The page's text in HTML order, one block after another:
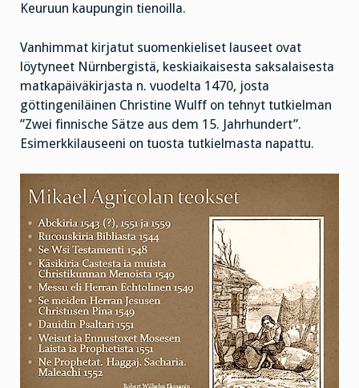
Keuruun kaupungin tienoilla.
Vanhimmat kirjatut suomenkieliset lauseet ovat
löytyneet Nürnbergistä, keskiaikaisesta saksalaisesta
matkapäiväkirjasta n. vuodelta 1470, josta
göttingeniläinen Christine Wulff on tehnyt tutkielman
”Zwei finnische Sätze aus dem 15. Jahrhundert”.
Esimerkkilauseeni on tuosta tutkielmasta napattu.